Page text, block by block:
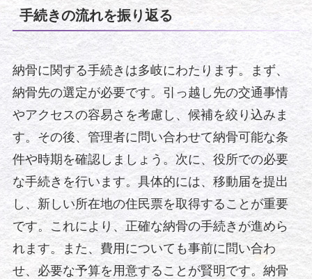
手続きの流れを振り返る
納骨に関する手続きは多岐にわたります。まず、
納骨先の選定が必要です。引っ越し先の交通事情
やアクセスの容易さを考慮し、候補を絞り込みま
す。その後、管理者に問い合わせて納骨可能な条
件や時期を確認しましょう。次に、役所での必要
な手続きを行います。具体的には、移動届を提出
し、新しい所在地の住民票を取得することが重要
です。これにより、正確な納骨の手続きが進めら
れます。また、費用についても事前に問い合わ
せ、必要な予算を用意することが賢明です。納骨